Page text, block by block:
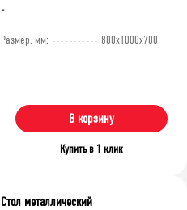
-
Размер, мм: 800x1000x700
В корзину
Купить в 1 клик
Стол металлический